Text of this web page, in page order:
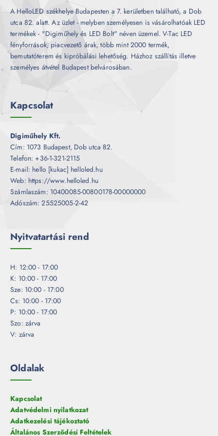
A HelloLED székhelye Budapesten a 7. kerületben található, a Dob
utca 82. alatt. Az üzlet - melyben személyesen is vásárolhatóak LED
termékek - "Digiműhely és LED Bolt" néven üzemel. V-Tac LED
fényforrások, piacvezető árak, több mint 2000 termék,
bemutatóterem és kipróbálási lehetőség. Házhoz szállítás illetve
személyes átvétel Budapest belvárosában.
Kapcsolat
Digiműhely Kft.
Cím: 1073 Budapest, Dob utca 82.
Telefon: +36-1-321-2115
E-mail: hello [kukac] helloled.hu
Web: https://www.helloled.hu
Számlaszám: 10400085-00800178-00000000
Adószám: 25525005-2-42
Nyitvatartási rend
H: 12:00 - 17:00
K: 10:00 - 17:00
Sze: 10:00 - 17:00
Cs: 10:00 - 17:00
P: 10:00 - 17:00
Szo: zárva
V: zárva
Oldalak
Kapcsolat
Adatvédelmi nyilatkozat
Adatkezelési tájékoztató
Általános Szerződési Feltételek